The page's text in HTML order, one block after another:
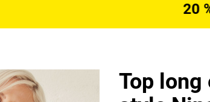
20 %
Top long